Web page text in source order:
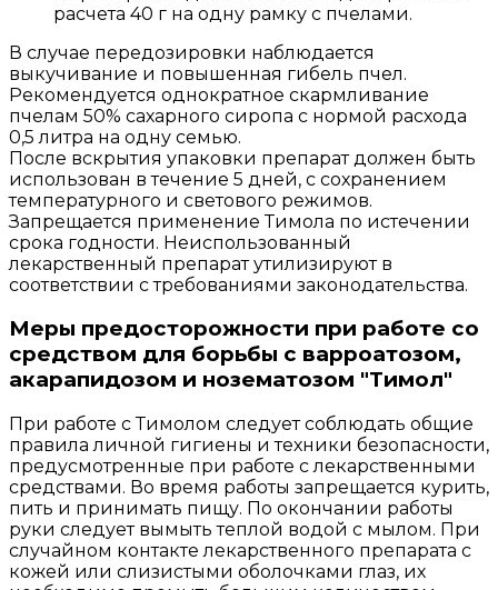
расчета 40 г на одну рамку с пчелами.
В случае передозировки наблюдается
выкучивание и повышенная гибель пчел.
Рекомендуется однократное скармливание
пчелам 50% сахарного сиропа с нормой расхода
0,5 литра на одну семью.
После вскрытия упаковки препарат должен быть
использован в течение 5 дней, с сохранением
температурного и светового режимов.
Запрещается применение Тимола по истечении
срока годности. Неиспользованный
лекарственный препарат утилизируют в
соответствии с требованиями законодательства.
Меры предосторожности при работе со
средством для борьбы с варроатозом,
акарапидозом и нозематозом "Тимол"
При работе с Тимолом следует соблюдать общие
правила личной гигиены и техники безопасности,
предусмотренные при работе с лекарственными
средствами. Во время работы запрещается курить,
пить и принимать пищу. По окончании работы
руки следует вымыть теплой водой с мылом. При
случайном контакте лекарственного препарата с
кожей или слизистыми оболочками глаз, их